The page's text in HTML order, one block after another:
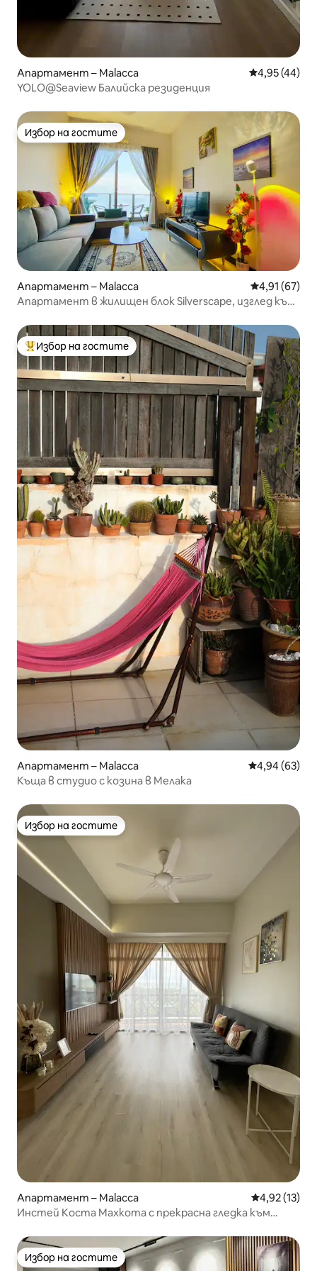
Апартамент – Malacca Средна
4,95 (44)
YOLO@Seaview Балийска резиденция
Избор на гостите
Избор на гостите
Апартамент – Malacca Средна
4,91 (67)
Апартамент в жилищен блок Silverscape, изглед към
Най-популярен избор на гостите
Избор на гостите
Апартамент – Malacca Средна
4,94 (63)
Къща в студио с козина в Мелака
Избор на гостите
Избор на гостите
Апартамент – Malacca Средна
4,92 (13)
Инстей Коста Махкота с прекрасна гледка към
Избор на гостите
Избор на гостите